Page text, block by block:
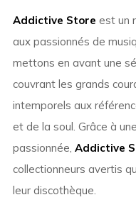
Addictive Store est un
aux passionnés de
mettons en avant une
couvrant les grands
intemporels aux
et de la soul. Grâce à
passionnée, Addictive
collectionneurs avertis
leur discothèque.